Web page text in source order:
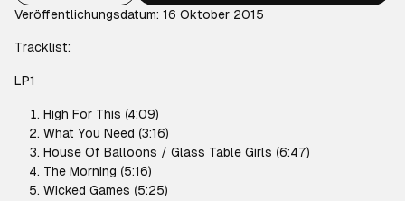
Veröffentlichungsdatum: 16 Oktober 2015
Tracklist:
LP1
High For This (4:09)
What You Need (3:16)
House Of Balloons / Glass Table Girls (6:47)
The Morning (5:16)
Wicked Games (5:25)